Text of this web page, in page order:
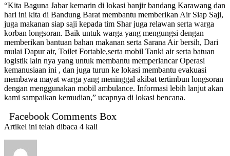
“Kita Baguna Jabar kemarin di lokasi banjir bandang Karawang dan
hari ini kita di Bandung Barat membantu memberikan Air Siap Saji,
juga makanan siap saji kepada tim Shar juga relawan serta warga
korban longsoran. Baik untuk warga yang mengungsi dengan
memberikan bantuan bahan makanan serta Sarana Air bersih, Dari
mulai Dapur air, Toilet Fortable,serta mobil Tanki air serta batuan
logistik lain nya yang untuk membantu memperlancar Operasi
kemanusiaan ini , dan juga turun ke lokasi membantu evakuasi
membawa mayat warga yang meninggal akibat tertimbun longsoran
dengan menggunakan mobil ambulance. Informasi lebih lanjut akan
kami sampaikan kemudian,” ucapnya di lokasi bencana.
Facebook Comments Box
Artikel ini telah dibaca 4 kali